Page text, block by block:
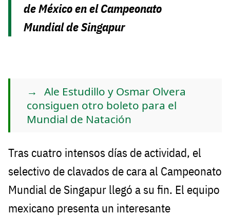
de México en el Campeonato
Mundial de Singapur
Ale Estudillo y Osmar Olvera
consiguen otro boleto para el
Mundial de Natación
Tras cuatro intensos días de actividad, el
selectivo de clavados de cara al Campeonato
Mundial de Singapur llegó a su fin. El equipo
mexicano presenta un interesante